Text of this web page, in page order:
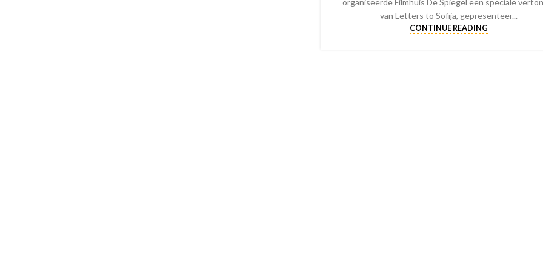
van Letters to Sofija, gepresenteer...
CONTINUE READING